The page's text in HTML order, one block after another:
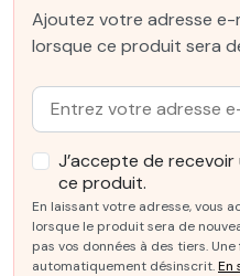
Ajoutez votre adresse
lorsque ce produit sera
Email :
J’accepte de
ce produit.
En laissant votre adresse, vous
lorsque le produit sera de
pas vos données à des tiers.
automatiquement désinscrit.En